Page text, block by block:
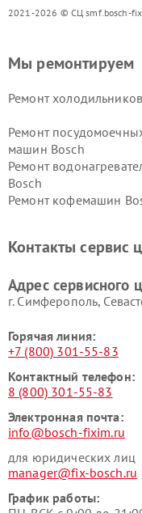
2021-2026 © СЦ smf.bosch-
Мы ремонтируем
Ремонт
Ремонт
машин Bosch
Ремонт
Bosch
Ремонт кофемашин
Ремонт сушильных
Контакты сервис
Адрес сервисного
г. Симферополь,
Горячая линия:
+7 (800) 301-55-83
Контактный телефон:
8 (800) 301-55-83
Электронная почта:
info@bosch-fixim.ru
для юридических лиц
manager@fix-bosch.ru
График работы: